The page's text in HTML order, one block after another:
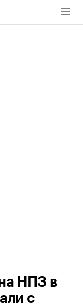
НПЗ в
с